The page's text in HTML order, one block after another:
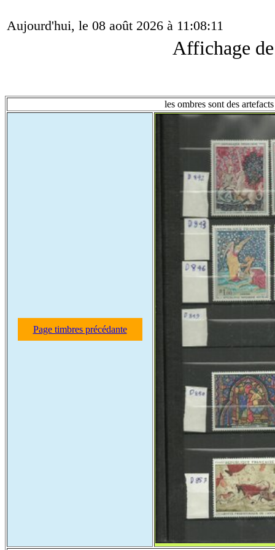
Aujourd'hui, le 08 août 2026 à 11:08:11
Affichage
les ombres sont des
Page timbres précédante